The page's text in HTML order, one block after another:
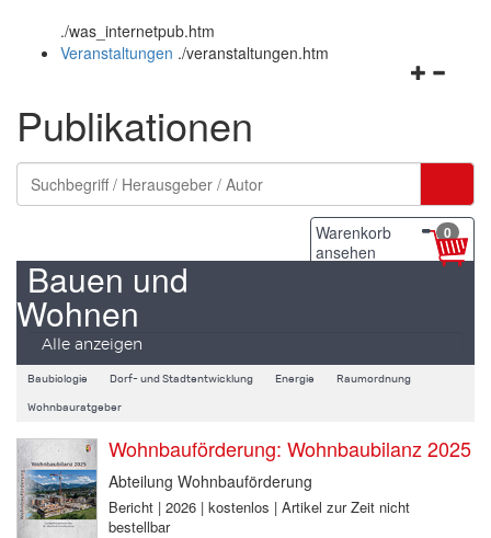
und
schließen
./was_internetpub.htm
Veranstaltungen ./veranstaltungen.htm
Publikationen
Warenkorb
ansehen
0
Bauen und
Wohnen
Alle anzeigen
Baubiologie Dorf- und Stadtentwicklung Energie Raumordnung
Wohnbauratgeber
Wohnbauförderung: Wohnbaubilanz 2025
Abteilung Wohnbauförderung
Bericht | 2026 | kostenlos | Artikel zur Zeit nicht
bestellbar